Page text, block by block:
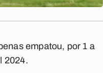
empatou, por 1 a
2024.